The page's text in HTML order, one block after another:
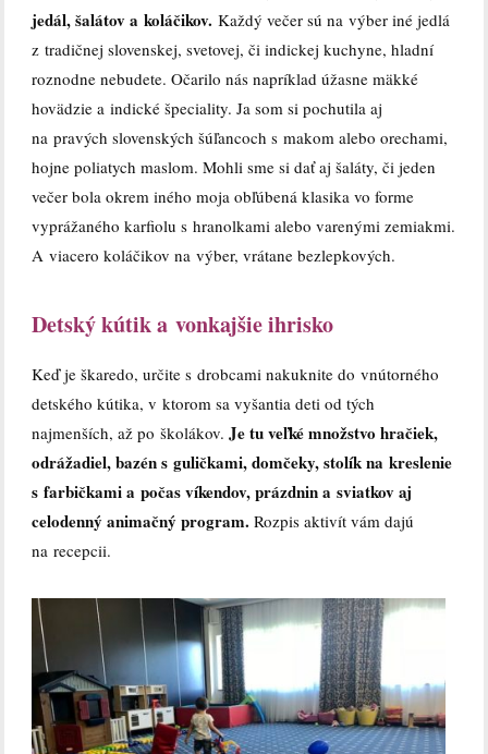
jedál, šalátov a koláčikov. Každý večer sú na výber iné jedlá
z tradičnej slovenskej, svetovej, či indickej kuchyne, hladní
roznodne nebudete. Očarilo nás napríklad úžasne mäkké
hovädzie a indické špeciality. Ja som si pochutila aj
na pravých slovenských šúľancoch s makom alebo orechami,
hojne poliatych maslom. Mohli sme si dať aj šaláty, či jeden
večer bola okrem iného moja obľúbená klasika vo forme
vyprážaného karfiolu s hranolkami alebo varenými zemiakmi.
A viacero koláčikov na výber, vrátane bezlepkových.
Detský kútik a vonkajšie ihrisko
Keď je škaredo, určite s drobcami nakuknite do vnútorného
detského kútika, v ktorom sa vyšantia deti od tých
najmenších, až po školákov.Je tu veľké množstvo hračiek,
odrážadiel, bazén s guličkami, domčeky, stolík na kreslenie
s farbičkami a počas víkendov, prázdnin a sviatkov aj
celodenný animačný program. Rozpis aktivít vám dajú
na recepcii.